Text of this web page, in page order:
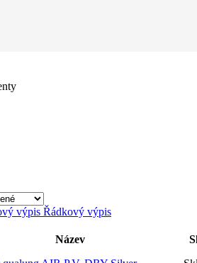
výpis Řádkový výpis
Název